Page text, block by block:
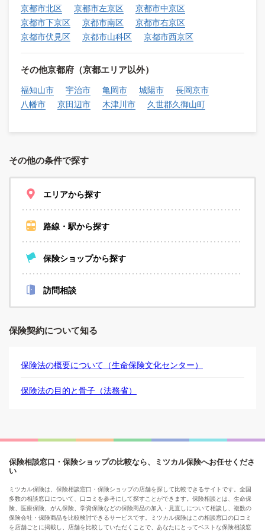
京都市北区 京都市左京区
京都市中京区
京都市下京区
京都市南区
京都市右京区
京都市伏見区
京都市山科区 京都市西京区
その他京都府（京都エリア以外）
福知山市 宇治市 亀岡市 城陽市
長岡京市
八幡市
京田辺市 木津川市 久世郡久御山町
その他の条件で探す
エリアから探す
路線・駅から探す
保険ショップから探す
訪問相談
保険契約について知る
保険法の概要について（生命保険文化センター）
保険法の目的と骨子（法務省）
保険相談窓口・保険ショップの比較なら、ミツカル保険へお任せくださ
い
ミツカル保険は、保険相談窓口・保険ショップの店舗を探して比較できるサイトです。全国
多数の相談窓口について、口コミを参考にして探すことができます。保険相談とは、生命保
険、医療保険、がん保険、学資保険などの保険商品の加入・見直しについて相談し、複数の
保険会社・保険商品を比較検討できるサービスです。ミツカル保険はこの相談窓口の口コミ
を店舗ごとに掲載し、店舗を比較していただくことで、あなたにとってベストな保険相談窓